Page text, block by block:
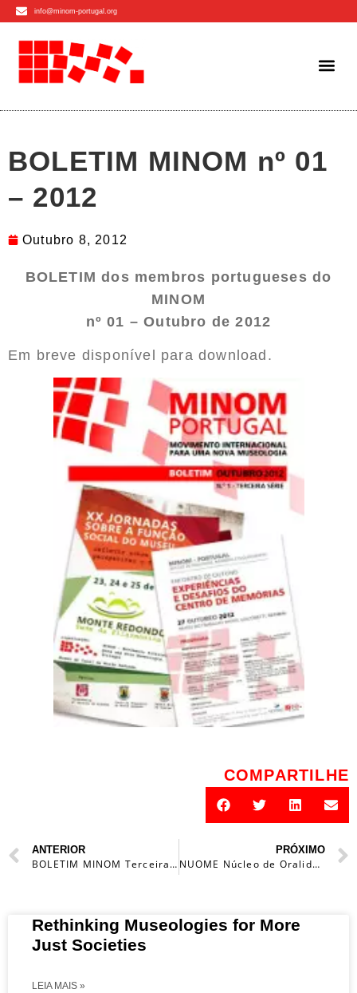
info@minom-portugal.org
BOLETIM MINOM nº 01
– 2012
Outubro 8, 2012
BOLETIM dos membros portugueses do
MINOM
nº 01 – Outubro de 2012
Em breve disponível para download.
COMPARTILHE
ANTERIOR
BOLETIM MINOM Terceira série
PRÓXIMO
NUOME Núcleo de Oralidade Memória e Esquecimento, MINOM – Portugal
Rethinking Museologies for More
Just Societies
LEIA MAIS »